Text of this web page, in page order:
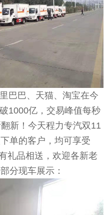
巴巴、天猫、淘宝在今
1000亿，交易峰值每秒
新！今天程力专汽双11
单的客户，均可享受
礼品相送，欢迎各新老
分现车展示：